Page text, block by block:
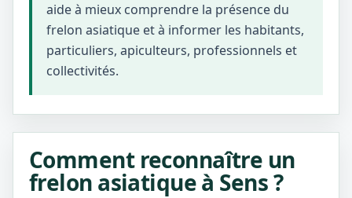
aide à mieux comprendre la présence du
frelon asiatique et à informer les habitants,
particuliers, apiculteurs, professionnels et
collectivités.
Comment reconnaître un
frelon asiatique à Sens ?